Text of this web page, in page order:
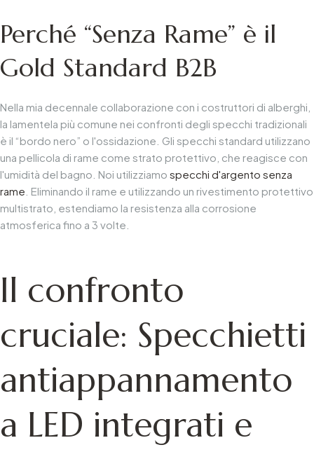
Perché “Senza Rame” è il
Gold Standard B2B
Nella mia decennale collaborazione con i costruttori di alberghi,
la lamentela più comune nei confronti degli specchi tradizionali
è il “bordo nero” o l'ossidazione. Gli specchi standard utilizzano
una pellicola di rame come strato protettivo, che reagisce con
l'umidità del bagno. Noi utilizziamo specchi d'argento senza
rame . Eliminando il rame e utilizzando un rivestimento protettivo
multistrato, estendiamo la resistenza alla corrosione
atmosferica fino a 3 volte.
Il confronto
cruciale: Specchietti
antiappannamento
a LED integrati e